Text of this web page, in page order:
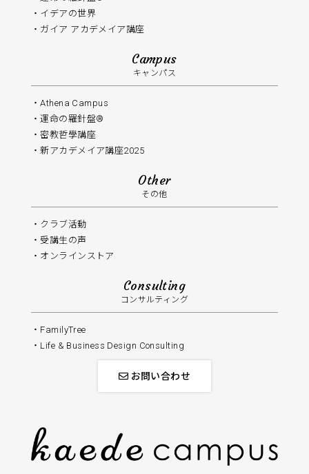
イデアの世界
ガイア アカデメイア講座
Campus
キャンパス
Athena Campus
運命の羅針盤®
密教哲學講座
新アカデメイア講座2025
Other
その他
クラブ活動
受講生の声
オンラインストア
Consulting
コンサルティング
FamilyTree
Life & Business Design Consulting
お問い合わせ